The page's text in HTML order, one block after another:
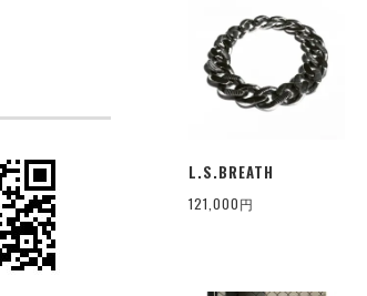
L.S.BREATH
121,000円